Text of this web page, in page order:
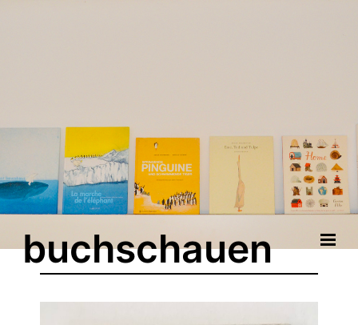
buchschauen